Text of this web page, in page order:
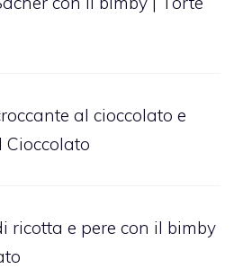
al cioccolato e
Cioccolato
ricotta e pere con il bimby